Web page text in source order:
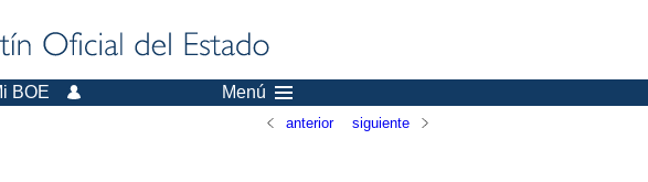
BOE Menú
anterior siguiente